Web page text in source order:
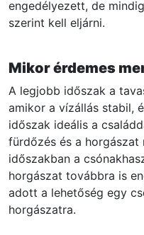
engedélyezett, de
szerint kell eljárni.
Mikor érdemes
A legjobb időszak a
amikor a vízállás stabil,
időszak ideális a
fürdőzés és a horgászat
időszakban a
horgászat továbbra is
adott a lehetőség egy
horgászatra.